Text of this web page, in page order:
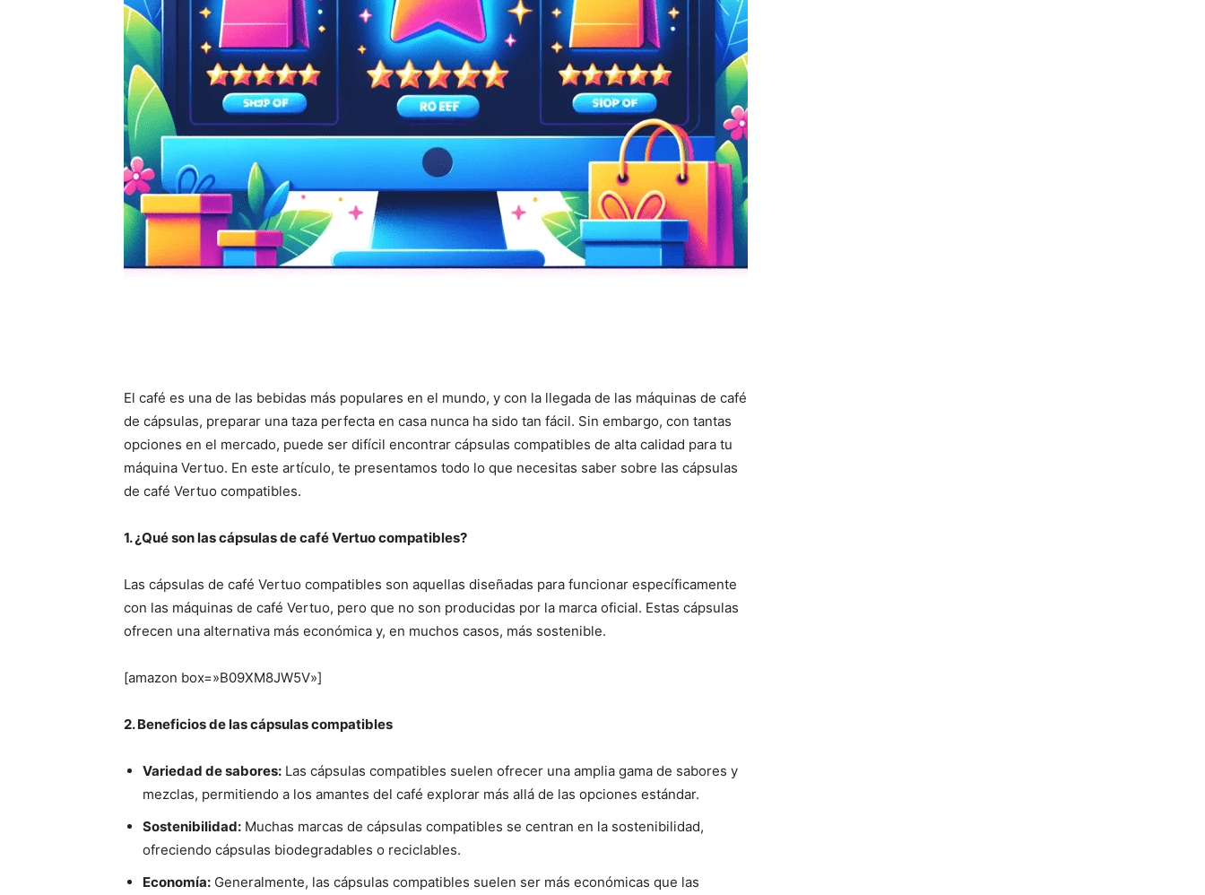
El café es una de las bebidas más populares en el mundo, y con la llegada de las máquinas de café
de cápsulas, preparar una taza perfecta en casa nunca ha sido tan fácil. Sin embargo, con tantas
opciones en el mercado, puede ser difícil encontrar cápsulas compatibles de alta calidad para tu
máquina Vertuo. En este artículo, te presentamos todo lo que necesitas saber sobre las cápsulas
de café Vertuo compatibles.
1. ¿Qué son las cápsulas de café Vertuo compatibles?
Las cápsulas de café Vertuo compatibles son aquellas diseñadas para funcionar específicamente
con las máquinas de café Vertuo, pero que no son producidas por la marca oficial. Estas cápsulas
ofrecen una alternativa más económica y, en muchos casos, más sostenible.
[amazon box=»B09XM8JW5V»]
2. Beneficios de las cápsulas compatibles
Variedad de sabores: Las cápsulas compatibles suelen ofrecer una amplia gama de sabores y
mezclas, permitiendo a los amantes del café explorar más allá de las opciones estándar.
Sostenibilidad: Muchas marcas de cápsulas compatibles se centran en la sostenibilidad,
ofreciendo cápsulas biodegradables o reciclables.
Economía: Generalmente, las cápsulas compatibles suelen ser más económicas que las